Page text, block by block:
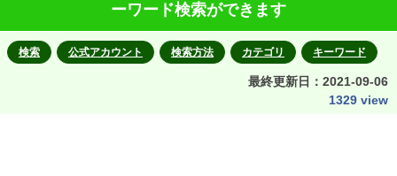
ーワード検索ができます
検索 公式アカウント 検索方法 カテゴリ キーワード
最終更新日： 2021-09-06
1329 view